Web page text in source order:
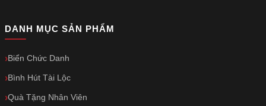
DANH MỤC SẢN PHẨM
Biển Chức Danh
Bình Hút Tài Lộc
Quà Tặng Nhân Viên